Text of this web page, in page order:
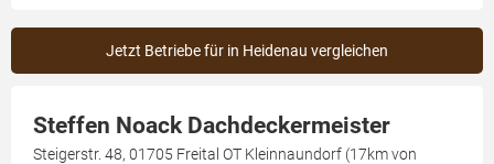
Jetzt Betriebe für in Heidenau vergleichen
Steffen Noack Dachdeckermeister
Steigerstr. 48, 01705 Freital OT Kleinnaundorf (17km von